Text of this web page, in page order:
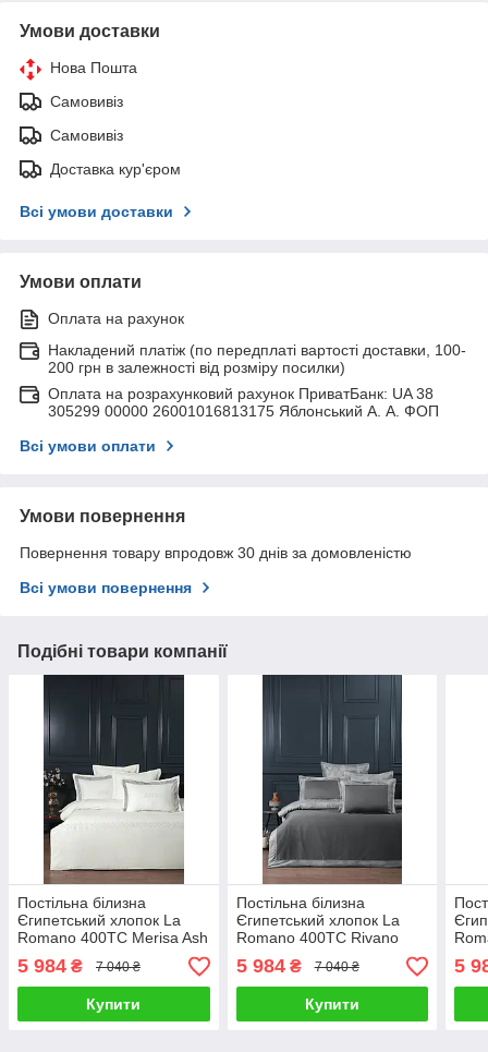
Умови доставки
Нова Пошта
Самовивіз
Самовивіз
Доставка кур'єром
Всі умови доставки
Умови оплати
Оплата на рахунок
Накладений платіж (по передплаті вартості доставки, 100-
200 грн в залежності від розміру посилки)
Оплата на розрахунковий рахунок ПриватБанк: UA 38
305299 00000 26001016813175 Яблонський А. А. ФОП
Всі умови оплати
Умови повернення
Повернення товару впродовж 30 днів за домовленістю
Всі умови повернення
Подібні товари компанії
Постільна білизна
Єгипетський хлопок La
Romano 400TC Merisa Ash
200х220см
5 984 ₴ 7 040 ₴
Купити
Постільна білизна
Єгипетський хлопок La
Romano 400TC Rivano
Steel Grey 200х220см
5 984₴ 7 040 ₴
Купити
5